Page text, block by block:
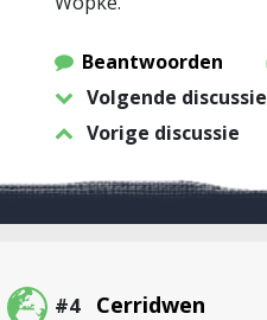
Beantwoorden
Volgende discussie
Vorige discussie
#4 Cerridwen